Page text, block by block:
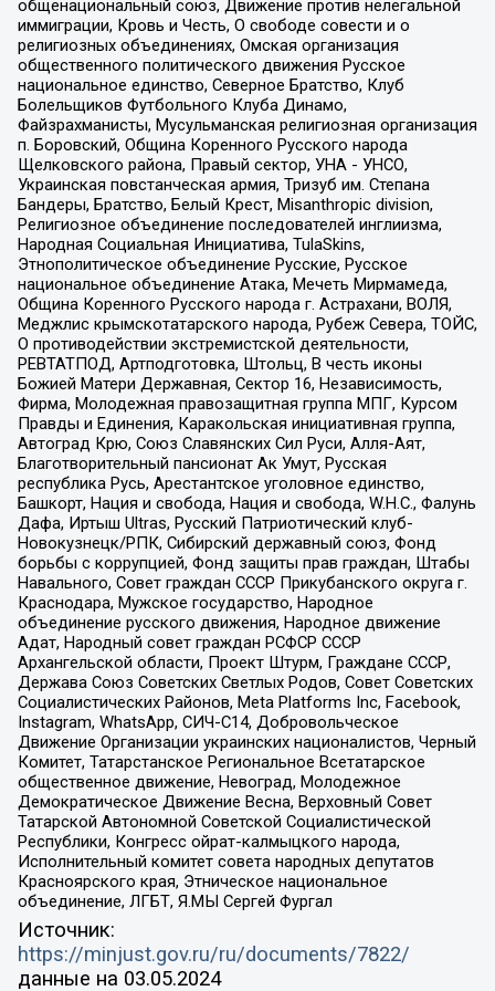
общенациональный союз, Движение против нелегальной
иммиграции, Кровь и Честь, О свободе совести и о
религиозных объединениях, Омская организация
общественного политического движения Русское
национальное единство, Северное Братство, Клуб
Болельщиков Футбольного Клуба Динамо,
Файзрахманисты, Мусульманская религиозная организация
п. Боровский, Община Коренного Русского народа
Щелковского района, Правый сектор, УНА - УНСО,
Украинская повстанческая армия, Тризуб им. Степана
Бандеры, Братство, Белый Крест, Misanthropic division,
Религиозное объединение последователей инглиизма,
Народная Социальная Инициатива, TulaSkins,
Этнополитическое объединение Русские, Русское
национальное объединение Атака, Мечеть Мирмамеда,
Община Коренного Русского народа г. Астрахани, ВОЛЯ,
Меджлис крымскотатарского народа, Рубеж Севера, ТОЙС,
О противодействии экстремистской деятельности,
РЕВТАТПОД, Артподготовка, Штольц, В честь иконы
Божией Матери Державная, Сектор 16, Независимость,
Фирма, Молодежная правозащитная группа МПГ, Курсом
Правды и Единения, Каракольская инициативная группа,
Автоград Крю, Союз Славянских Сил Руси, Алля-Аят,
Благотворительный пансионат Ак Умут, Русская
республика Русь, Арестантское уголовное единство,
Башкорт, Нация и свобода, Нация и свобода, W.H.С., Фалунь
Дафа, Иртыш Ultras, Русский Патриотический клуб-
Новокузнецк/РПК, Сибирский державный союз, Фонд
борьбы с коррупцией, Фонд защиты прав граждан, Штабы
Навального, Совет граждан СССР Прикубанского округа г.
Краснодара, Мужское государство, Народное
объединение русского движения, Народное движение
Адат, Народный совет граждан РСФСР СССР
Архангельской области, Проект Штурм, Граждане СССР,
Держава Союз Советских Светлых Родов, Совет Советских
Социалистических Районов, Meta Platforms Inc, Facebook,
Instagram, WhatsApp, СИЧ-С14, Добровольческое
Движение Организации украинских националистов, Черный
Комитет, Татарстанское Региональное Всетатарское
общественное движение, Невоград, Молодежное
Демократическое Движение Весна, Верховный Совет
Татарской Автономной Советской Социалистической
Республики, Конгресс ойрат-калмыцкого народа,
Исполнительный комитет совета народных депутатов
Красноярского края, Этническое национальное
объединение, ЛГБТ, Я.МЫ Сергей Фургал
Источник:
https://minjust.gov.ru/ru/documents/7822/
данные на 03.05.2024